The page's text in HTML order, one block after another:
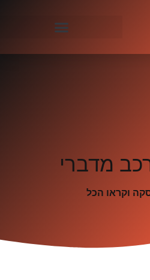
מדברי
וקראו הכל